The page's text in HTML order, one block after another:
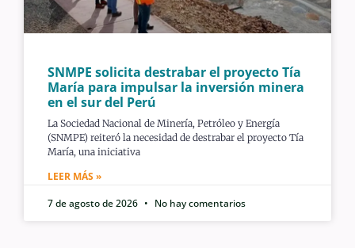
SNMPE solicita destrabar el proyecto Tía
María para impulsar la inversión minera
en el sur del Perú
La Sociedad Nacional de Minería, Petróleo y Energía
(SNMPE) reiteró la necesidad de destrabar el proyecto Tía
María, una iniciativa
LEER MÁS »
7 de agosto de 2026
No hay comentarios